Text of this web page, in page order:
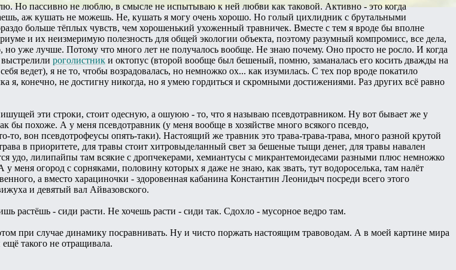
Но пассивно не люблю, в смысле не испытываю к ней любви как таковой. Активно - это когда
аж кушать не можешь. Не, кушать я могу очень хорошо. Но голый цихлидник с брутальными
больше тёплых чувств, чем хорошенький ухоженный травничек. Вместе с тем я вроде бы вполне
и их неизмеримую полезность для общей экологии объекта, поэтому разумный компромисс, все дела,
но уже лучше. Потому что много лет не получалось вообще. Не знаю почему. Оно просто не росло. И когда
роголистник и октопус (второй вообще был бешеный, помню, заманалась его косить дважды на
ведет), я не то, чтобы возрадовалась, но немножко ох... как изумилась. С тех пор вроде покатило
я, конечно, не достигну никогда, но я умею гордиться и скромными достижениями. Раз других всё равно
эти строки, стоит одесную, а ошуюю - то, что я называю псевдотравником. Ну вот бывает же у
бы похоже. А у меня псевдотравник (у меня вообще в хозяйстве много всякого псевдо,
то, вон псевдотрофеусы опять-таки). Настоящий же травник это трава-трава-трава, много разной крутой
в приоритете, для травы стоит хитровыделанный свет за бешеные тыщи денег, для травы навален
удо, лилипайпы там всякие с дропчекерами, хемиантусы с микрантемоидесами разными плюс немножко
меня огород с сорняками, половину которых я даже не знаю, как звать, тут водороселька, там налёт
а вместо харациночки - здоровенная кабанина Константин Леонидыч посреди всего этого
и девятый вал Айвазовского.
растёшь - сиди расти. Не хочешь расти - сиди так. Сдохло - мусорное ведро там.
при случае динамику посравнивать. Ну и чисто поржать настоящим травоводам. А в моей картине мира
такого не отращивала.